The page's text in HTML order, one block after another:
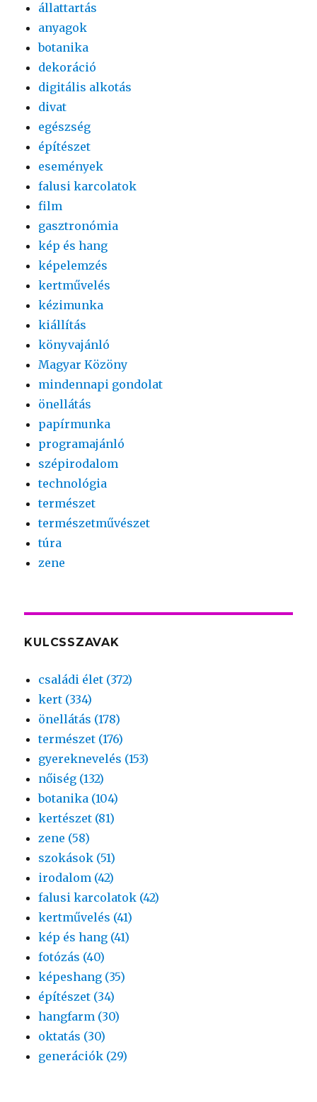
állattartás
anyagok
botanika
dekoráció
digitális alkotás
divat
egészség
építészet
események
falusi karcolatok
film
gasztronómia
kép és hang
képelemzés
kertművelés
kézimunka
kiállítás
könyvajánló
Magyar Közöny
mindennapi gondolat
önellátás
papírmunka
programajánló
szépirodalom
technológia
természet
természetművészet
túra
zene
KULCSSZAVAK
családi élet (372)
kert (334)
önellátás (178)
természet (176)
gyereknevelés (153)
nőiség (132)
botanika (104)
kertészet (81)
zene (58)
szokások (51)
irodalom (42)
falusi karcolatok (42)
kertművelés (41)
kép és hang (41)
fotózás (40)
képeshang (35)
építészet (34)
hangfarm (30)
oktatás (30)
generációk (29)